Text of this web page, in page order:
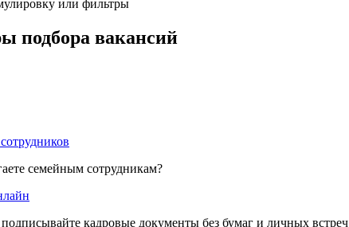
или фильтры
подбора вакансий
семейным сотрудникам?
кадровые документы без бумаг и личных встреч